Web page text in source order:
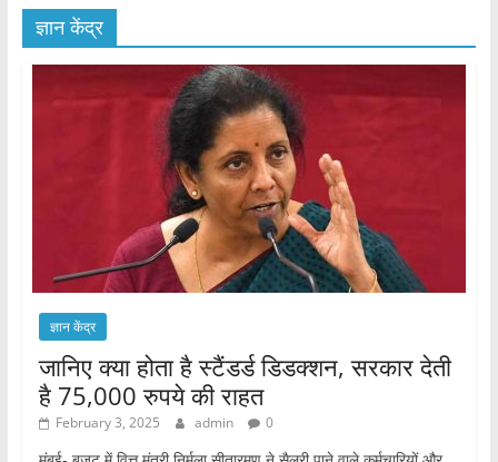
ज्ञान केंद्र
ज्ञान केंद्र
जानिए क्या होता है स्टैंडर्ड डिडक्शन, सरकार देती
है 75,000 रुपये की राहत
February 3, 2025 admin 0